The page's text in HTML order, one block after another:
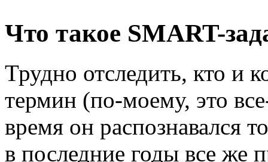
Что такое SMART-
Трудно отследить, кто и
термин (по-моему, это
время он распознавался
в последние годы все же